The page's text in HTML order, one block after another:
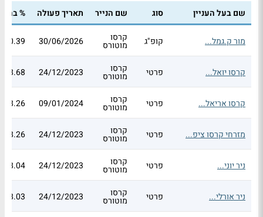
שם בעל העניין סוג שם הנייר תאריך פעולה % בהון
מור ק.גמל... קופ"ג קרסו
מוטורס 30/06/2026
10.39
קרסו יואל... פרטי קרסו
מוטורס 24/12/2023
8.68
קרסו אריאל... פרטי קרסו
מוטורס 09/01/2024
8.26
מזרחי קרסו ציפ... פרטי קרסו
מוטורס 24/12/2023
8.26
ניר יוני... פרטי קרסו
מוטורס 24/12/2023
8.04
ניר אורלי... פרטי קרסו
מוטורס 24/12/2023
8.03